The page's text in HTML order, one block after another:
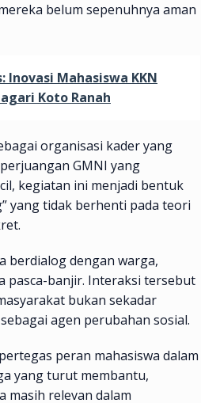
belum sepenuhnya aman
Mahasiswa KKN
Koto Ranah
organisasi kader yang
GMNI yang
kegiatan ini menjadi bentuk
yang tidak berhenti pada teori
berdialog dengan warga,
pasca-banjir. Interaksi tersebut
bukan sekadar
agen perubahan sosial.
peran mahasiswa dalam
yang turut membantu,
masih relevan dalam